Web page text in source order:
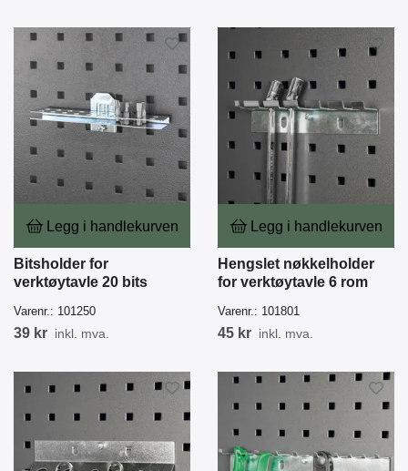
Legg i handlekurven
Bitsholder for
verktøytavle 20 bits
Varenr.: 101250
39 kr inkl. mva.
Legg i handlekurven
Hengslet nøkkelholder
for verktøytavle 6 rom
Varenr.: 101801
45 kr inkl. mva.